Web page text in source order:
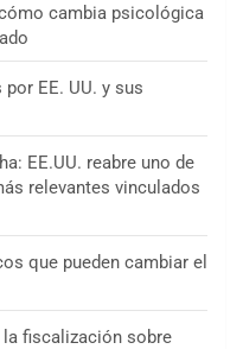
cambia psicológica
EE. UU. y sus
EE.UU. reabre uno de
relevantes vinculados
que pueden cambiar el
la fiscalización sobre